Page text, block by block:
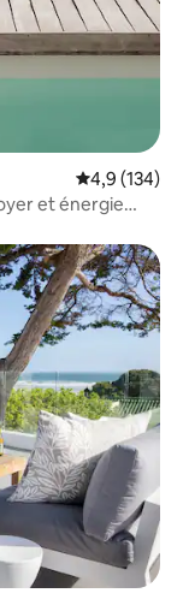
Évaluation
4,9 (134)
et énergie